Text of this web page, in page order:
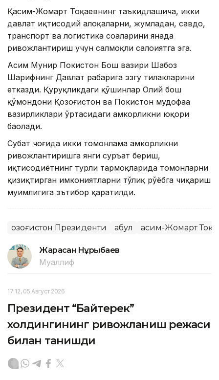
Қасим-Жомарт Тоқаевнинг таъкидлашича, икки
давлат иқтисодий алоқаларни, жумладан, савдо,
транспорт ва логистика соҳаларини янада
ривожлантириш учун салмоқли салоҳиятга эга.
Асим Мунир Покистон Бош вазири Шаҳбоз
Шарифнинг Давлат раҳбарига эзгу тилакларини
етказди. Қуруқликдаги қўшинлар Олий бош
қўмондони Қозоғистон ва Покистон мудофаа
вазирликлари ўртасидаги ҳамкорликни юқори
баҳолади.
Суҳбат чоғида икки томонлама ҳамкорликни
ривожлантиришга янги суръат бериш,
иқтисодиётнинг турли тармоқларида томонларни
қизиқтирган имкониятларни тўлиқ рўёбга чиқариш
муҳимлигига эътибор қаратилди.
Қозоғистон Президенти Қабул Қасим-Жомарт
Жарасқан Нұрыбаев
Муаллиф
17:12, 05 Август 2026
Президент “Байтерек”
холдингининг ривожланиш режаси
билан танишди